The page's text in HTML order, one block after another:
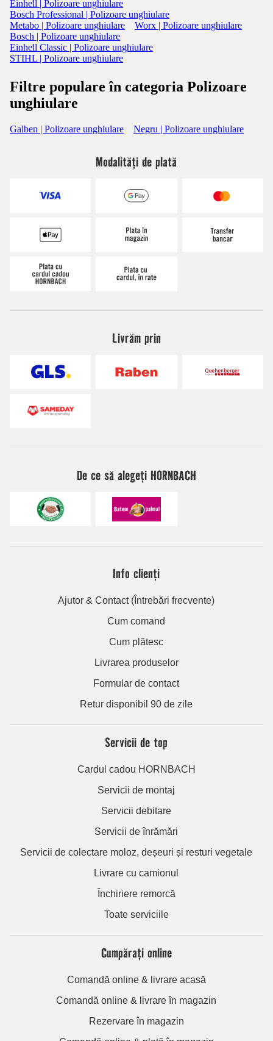
Einhell | Polizoare unghiulare
Bosch Professional | Polizoare unghiulare
Metabo | Polizoare unghiulare
Worx | Polizoare unghiulare
Bosch | Polizoare unghiulare
Einhell Classic | Polizoare unghiulare
STIHL | Polizoare unghiulare
Filtre populare în categoria Polizoare
unghiulare
Galben | Polizoare unghiulare Negru | Polizoare unghiulare
Modalități de plată
Livrăm prin
De ce să alegeți HORNBACH
Info clienți
Ajutor & Contact (Întrebări frecvente)
Cum comand
Cum plătesc
Livrarea produselor
Formular de contact
Retur disponibil 90 de zile
Servicii de top
Cardul cadou HORNBACH
Servicii de montaj
Servicii debitare
Servicii de înrămări
Servicii de colectare moloz, deșeuri și resturi vegetale
Livrare cu camionul
Închiriere remorcă
Toate serviciile
Cumpărați online
Comandă online & livrare acasă
Comandă online & livrare în magazin
Rezervare în magazin